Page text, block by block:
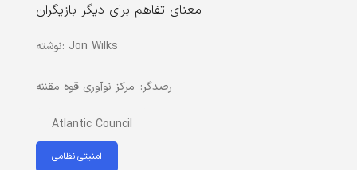
معنای تفاهم برای دیگر بازیگران
نوشته: Jon Wilks
رصدگر: مرکز نوآوری قوه مقننه
Atlantic Council
امنیتی-نظامی